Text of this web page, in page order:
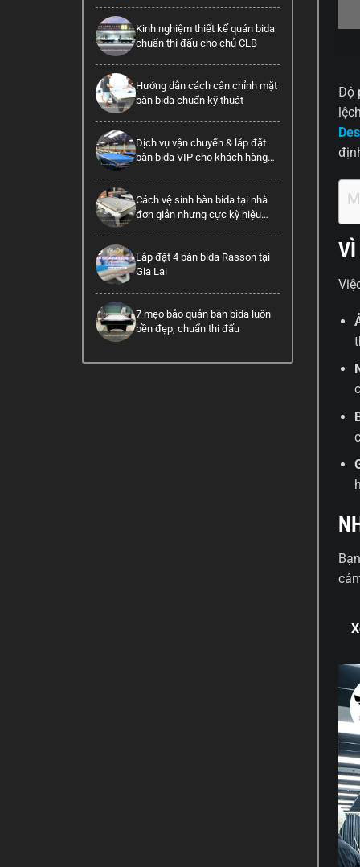
Kinh nghiệm thiết kế quán bida
chuẩn thi đấu cho chủ CLB
Hướng dẫn cách cân chỉnh mặt
bàn bida chuẩn kỹ thuật
Dịch vụ vận chuyển & lắp đặt
bàn bida VIP cho khách hàng
Cách vệ sinh bàn bida tại nhà
đơn giản nhưng cực kỳ hiệu
Lắp đặt 4 bàn bida Rasson tại
Gia Lai
7 mẹo bảo quản bàn bida luôn
bền đẹp, chuẩn thi đấu
Độ
VÌ